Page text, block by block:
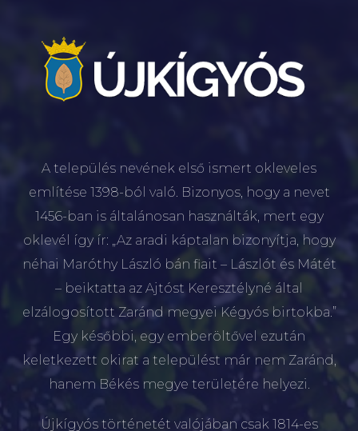
A település nevének első ismert okleveles
említése 1398-ból való. Bizonyos, hogy a nevet
1456-ban is általánosan használták, mert egy
oklevél így ír: „Az aradi káptalan bizonyítja, hogy
néhai Maróthy László bán fiait – Lászlót és Mátét
– beiktatta az Ajtóst Keresztélyné által
elzálogosított Zaránd megyei Kégyós birtokba.”
Egy későbbi, egy emberöltővel ezután
keletkezett okirat a települést már nem Zaránd,
hanem Békés megye területére helyezi.
Újkígyós történetét valójában csak 1814-es